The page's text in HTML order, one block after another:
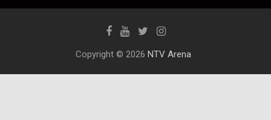
Copyright © 2026 NTV Arena